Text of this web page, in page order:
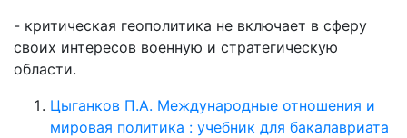
- критическая геополитика не включает в сферу
своих интересов военную и стратегическую
области.
Цыганков П.А. Международные отношения и
мировая политика : учебник для бакалавриата